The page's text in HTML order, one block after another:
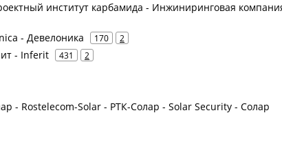
институт карбамида - Инжиниринговая
- Девелоника 170 2
- Inferit 431 2
- Rostelecom-Solar - РТК-Солар - Solar Security - Солар